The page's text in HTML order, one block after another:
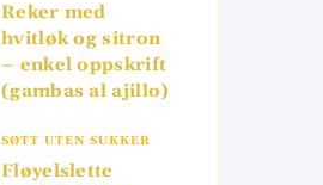
Reker med
hvitløk og sitron
– enkel oppskrift
(gambas al ajillo)
SØTT UTEN SUKKER
Fløyelslette